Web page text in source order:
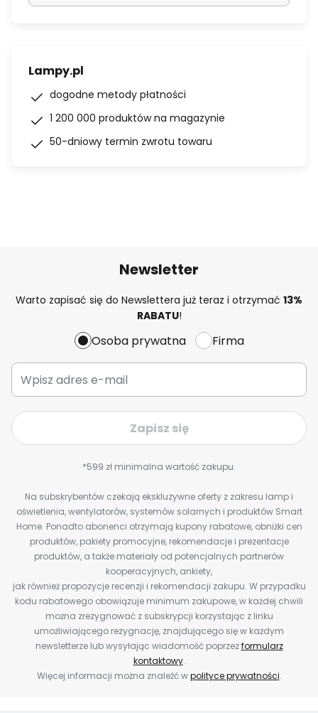
Lampy.pl
dogodne metody płatności
1 200 000 produktów na magazynie
50-dniowy termin zwrotu towaru
Newsletter
Warto zapisać się do Newslettera już teraz i otrzymać 13%
RABATU!
Osoba prywatna Firma
Zapisz się
*599 zł minimalna wartość zakupu.
Na subskrybentów czekają ekskluzywne oferty z zakresu lamp i
oświetlenia, wentylatorów, systemów solarnych i produktów Smart
Home. Ponadto abonenci otrzymają kupony rabatowe, obniżki cen
produktów, pakiety promocyjne, rekomendacje i prezentacje
produktów, a także materiały od potencjalnych partnerów
kooperacyjnych, ankiety,
jak również propozycje recenzji i rekomendacji zakupu. W przypadku
kodu rabatowego obowiązuje minimum zakupowe, w każdej chwili
można zrezygnować z subskrypcji korzystając z linku
umożliwiającego rezygnację, znajdującego się w każdym
newsletterze lub wysyłając wiadomość poprzezformularz
kontaktowy.
Więcej informacji można znaleźć wpolityce prywatności.